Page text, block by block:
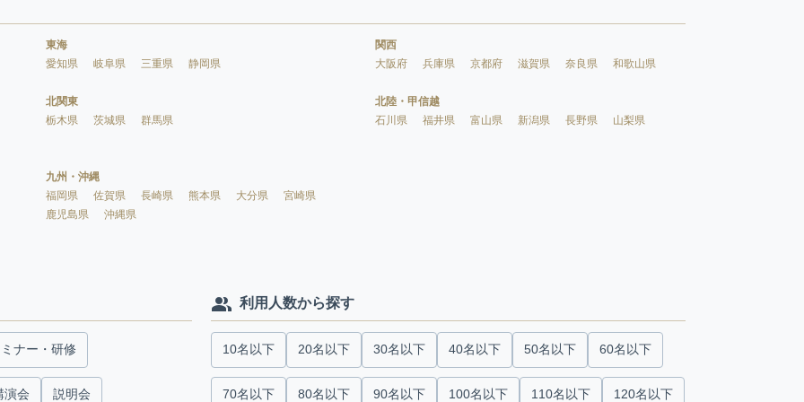
東海
愛知県
岐阜県 三重県 静岡県
関西
大阪府
兵庫県 京都府 滋賀県 奈良県 和歌山県
北関東
栃木県
茨城県 群馬県
北陸・甲信越
石川県
福井県 富山県 新潟県 長野県 山梨県
九州・沖縄
福岡県
佐賀県 長崎県 熊本県 大分県
宮崎県
鹿児島県
沖縄県
ナー・研修
演会 説明会
利用人数から探す
10名以下 20名以下 30名以下 40名以下 50名以下 60名以下
70名以下 80名以下 90名以下 100名以下 110名以下 120名以下